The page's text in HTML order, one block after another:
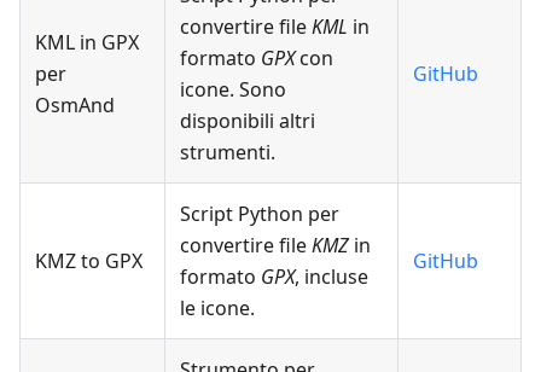
KML in GPX
per
OsmAnd
convertire fileKML in
formato GPXcon
icone. Sono
disponibili altri
strumenti.
GitHub
KMZ to GPX
Script Python per
convertire fileKMZ in
formato GPX, incluse
le icone.
GitHub